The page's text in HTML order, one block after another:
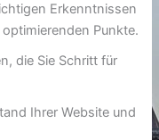
Erkenntnissen
Punkte.
die Sie Schritt für
Ihrer Website und